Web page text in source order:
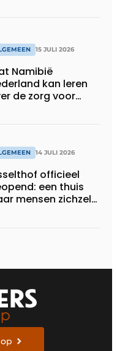
15 JULI 2026
Namibië
kan leren
de zorg voor
14 JULI 2026
officieel
een thuis
mensen zichzelf